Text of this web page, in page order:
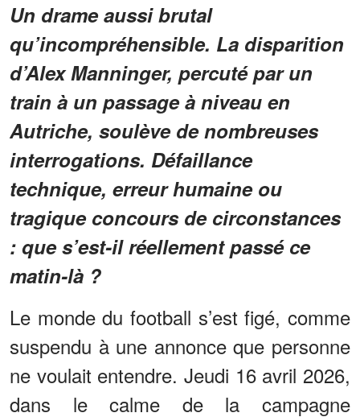
Un drame aussi brutal
qu’incompréhensible. La disparition
d’Alex Manninger, percuté par un
train à un passage à niveau en
Autriche, soulève de nombreuses
interrogations. Défaillance
technique, erreur humaine ou
tragique concours de circonstances
: que s’est-il réellement passé ce
matin-là ?
Le monde du football s’est figé, comme
suspendu à une annonce que personne
ne voulait entendre. Jeudi 16 avril 2026,
dans le calme de la campagne